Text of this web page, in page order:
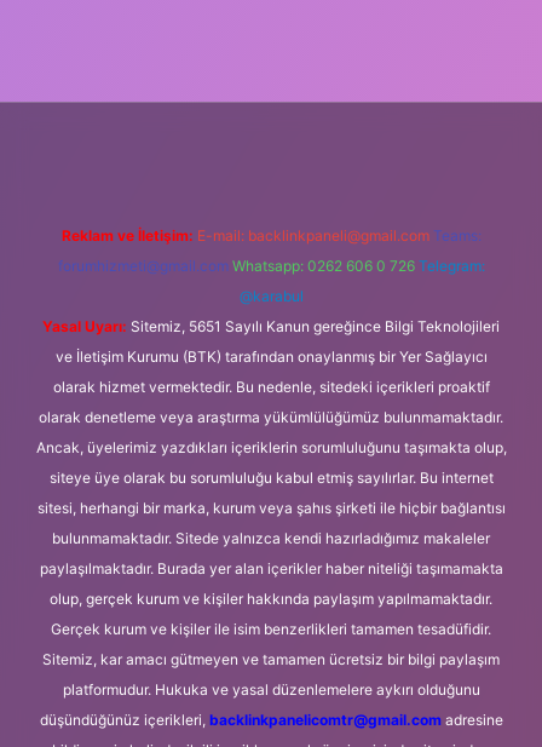
Reklam ve İletişim: E-mail: backlinkpaneli@gmail.com Teams:
forumhizmeti@gmail.com Whatsapp: 0262 606 0 726 Telegram:
@karabul
Yasal Uyarı: Sitemiz, 5651 Sayılı Kanun gereğince Bilgi Teknolojileri
ve İletişim Kurumu (BTK) tarafından onaylanmış bir Yer Sağlayıcı
olarak hizmet vermektedir. Bu nedenle, sitedeki içerikleri proaktif
olarak denetleme veya araştırma yükümlülüğümüz bulunmamaktadır.
Ancak, üyelerimiz yazdıkları içeriklerin sorumluluğunu taşımakta olup,
siteye üye olarak bu sorumluluğu kabul etmiş sayılırlar. Bu internet
sitesi, herhangi bir marka, kurum veya şahıs şirketi ile hiçbir bağlantısı
bulunmamaktadır. Sitede yalnızca kendi hazırladığımız makaleler
paylaşılmaktadır. Burada yer alan içerikler haber niteliği taşımamakta
olup, gerçek kurum ve kişiler hakkında paylaşım yapılmamaktadır.
Gerçek kurum ve kişiler ile isim benzerlikleri tamamen tesadüfidir.
Sitemiz, kar amacı gütmeyen ve tamamen ücretsiz bir bilgi paylaşım
platformudur. Hukuka ve yasal düzenlemelere aykırı olduğunu
düşündüğünüz içerikleri, backlinkpanelicomtr@gmail.comadresine